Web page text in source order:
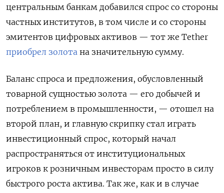
центральным банкам добавился спрос со стороны
частных институтов, в том числе и со стороны
эмитентов цифровых активов — тот же Tether
приобрел золота на значительную сумму.
Баланс спроса и предложения, обусловленный
товарной сущностью золота — его добычей и
потреблением в промышленности, — отошел на
второй план, и главную скрипку стал играть
инвестиционный спрос, который начал
распространяться от институциональных
игроков к розничным инвесторам просто в силу
быстрого роста актива. Так же, как и в случае